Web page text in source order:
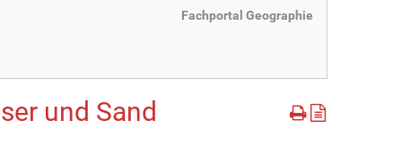
Fachportal Geographie
und Sand